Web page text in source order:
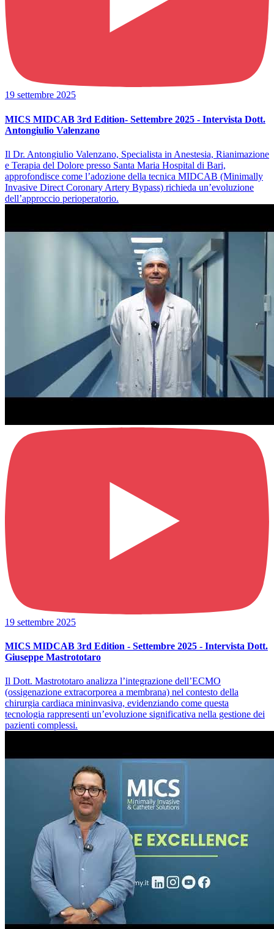
19 settembre 2025
MICS MIDCAB 3rd Edition- Settembre 2025 - Intervista Dott.
Antongiulio Valenzano
Il Dr. Antongiulio Valenzano, Specialista in Anestesia, Rianimazione
e Terapia del Dolore presso Santa Maria Hospital di Bari,
approfondisce come l’adozione della tecnica MIDCAB (Minimally
Invasive Direct Coronary Artery Bypass) richieda un’evoluzione
dell’approccio perioperatorio.
19 settembre 2025
MICS MIDCAB 3rd Edition - Settembre 2025 - Intervista Dott.
Giuseppe Mastrototaro
Il Dott. Mastrototaro analizza l’integrazione dell’ECMO
(ossigenazione extracorporea a membrana) nel contesto della
chirurgia cardiaca mininvasiva, evidenziando come questa
tecnologia rappresenti un’evoluzione significativa nella gestione dei
pazienti complessi.